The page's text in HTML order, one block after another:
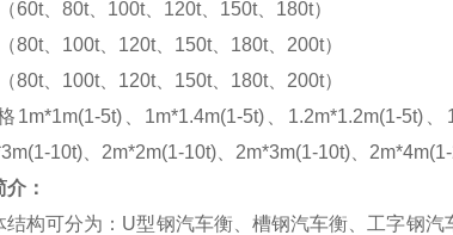
60t、80t、100t、120t、150t、180t）
80t、100t、120t、150t、180t、200t）
80t、100t、120t、150t、180t、200t）
1m*1m(1-5t)、1m*1.4m(1-5t)、1.2m*1.2m(1-5t)
10t)、2m*2m(1-10t)、2m*3m(1-10t)、
介：
构可分为： U型钢汽车衡、槽钢汽车衡、工字钢